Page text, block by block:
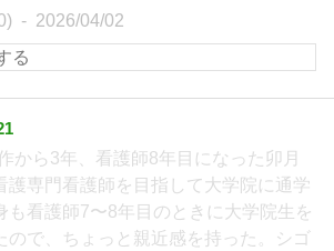
2026/04/02
から3年、看護師8年目になった卯月
護専門看護師を目指して大学院に通学
も看護師7〜8年目のときに大学院生を
ので、ちょっと親近感を持った。シゴ